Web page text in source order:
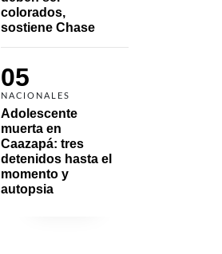
colorados,
sostiene Chase
05
NACIONALES
Adolescente
muerta en
Caazapá: tres
detenidos hasta el
momento y
autopsia